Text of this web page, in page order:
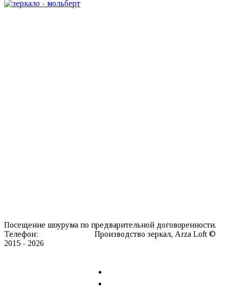
Посещение шоурума по предварительной договоренности.
Телефон:
Производство зеркал, Arza Loft ©
2015 - 2026